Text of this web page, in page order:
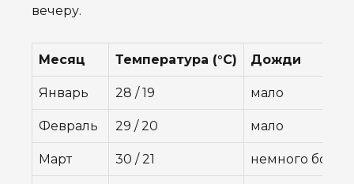
вечеру.
Месяц Температура (°C) Дожди
Январь 28 / 19 мало
Февраль 29 / 20 мало
Март 30 / 21 немного